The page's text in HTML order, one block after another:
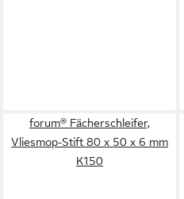
forum® Fächerschleifer,
Vliesmop-Stift 80 x 50 x 6 mm
K150